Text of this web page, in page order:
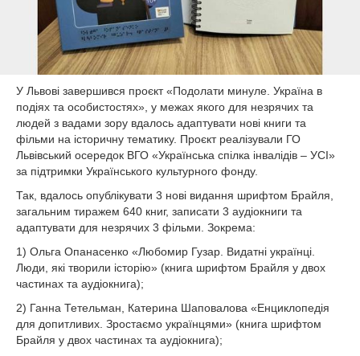
У Львові завершився проєкт «Подолати минуле. Україна в
подіях та особистостях», у межах якого для незрячих та
людей з вадами зору вдалось адаптувати нові книги та
фільми на історичну тематику. Проєкт реалізували ГО
Львівський осередок ВГО «Українська спілка інвалідів – УСІ»
за підтримки Українського культурного фонду.
Так, вдалось опублікувати 3 нові видання шрифтом Брайля,
загальним тиражем 640 книг, записати 3 аудіокниги та
адаптувати для незрячих 3 фільми. Зокрема:
1) Ольга Опанасенко «Любомир Гузар. Видатні українці.
Люди, які творили історію» (книга шрифтом Брайля у двох
частинах та аудіокнига);
2) Ганна Тетельман, Катерина Шаповалова «Енциклопедія
для допитливих. Зростаємо українцями» (книга шрифтом
Брайля у двох частинах та аудіокнига);